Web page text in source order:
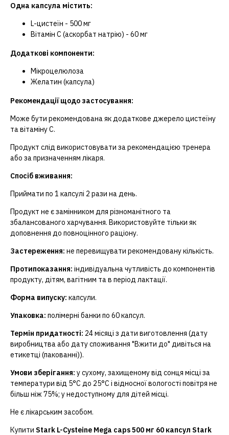
Одна капсула містить:
L-цистеїн - 500 мг
Вітамін C (аскорбат натрію) - 60 мг
Додаткові компоненти:
Мікроцелюлоза
Желатин (капсула)
Рекомендації щодо застосування:
Може бути рекомендована як додаткове джерело цистеїну
та вітаміну C.
Продукт слід використовувати за рекомендацією тренера
або за призначенням лікаря.
Спосіб вживання:
Приймати по 1 капсулі 2 рази на день.
Продукт не є замінником для різноманітного та
збалансованого харчування. Використовуйте тільки як
доповнення до повноцінного раціону.
Застереження: не перевищувати рекомендовану кількість.
Протипоказання: індивідуальна чутливість до компонентів
продукту, дітям, вагітним та в період лактації.
Форма випуску: капсули.
Упаковка: полімерні банки по 60 капсул.
Термін придатності: 24 місяці з дати виготовлення (дату
виробництва або дату споживання "Вжити до" дивіться на
етикетці (пакованні)).
Умови зберігання: у сухому, захищеному від сонця місці за
температури від 5°С до 25°С і відносної вологості повітря не
більш ніж 75%; у недоступному для дітей місці.
Не є лікарським засобом.
Купити Stark L-Cysteine Mega caps 500 мг 60 капсул Stark